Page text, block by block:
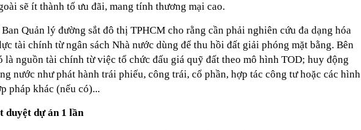
sẽ ít thành tố ưu đãi, mang tính thương mại cao.
Quản lý đường sắt đô thị TPHCM cho rằng cần phải nghiên cứu đa dạng hóa
tài chính từ ngân sách Nhà nước dùng để thu hồi đất giải phóng mặt bằng. Bên
là nguồn tài chính từ việc tổ chức đấu giá quỹ đất theo mô hình TOD; huy động
nước như phát hành trái phiếu, công trái, cổ phần, hợp tác công tư hoặc các hình
pháp khác (nếu có)...
duyệt dự án 1 lần